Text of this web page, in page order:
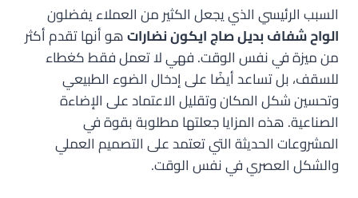
السبب الرئيسي الذي يجعل الكثير من العملاء يفضلون
الواح شفاف بديل صاج ايكون نضاراتهو أنها تقدم أكثر
من ميزة في نفس الوقت. فهي لا تعمل فقط كغطاء
للسقف، بل تساعد أيضًا على إدخال الضوء الطبيعي
وتحسين شكل المكان وتقليل الاعتماد على الإضاءة
الصناعية. هذه المزايا جعلتها مطلوبة بقوة في
المشروعات الحديثة التي تعتمد على التصميم العملي
والشكل العصري في نفس الوقت.